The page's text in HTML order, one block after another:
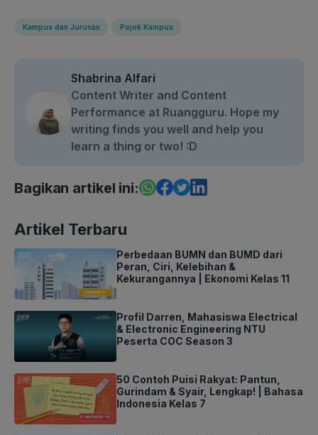
Kampus dan Jurusan Pojok Kampus
Shabrina Alfari
Content Writer and Content
Performance at Ruangguru. Hope my
writing finds you well and help you
learn a thing or two! :D
Bagikan artikel ini:
Artikel Terbaru
Perbedaan BUMN dan BUMD dari
Peran, Ciri, Kelebihan &
Kekurangannya | Ekonomi Kelas 11
Profil Darren, Mahasiswa Electrical
& Electronic Engineering NTU
Peserta COC Season 3
50 Contoh Puisi Rakyat: Pantun,
Gurindam & Syair, Lengkap! | Bahasa
Indonesia Kelas 7